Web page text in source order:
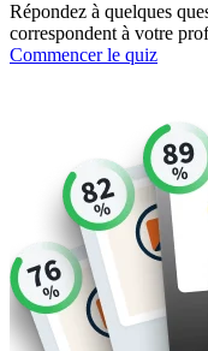
Répondez à quelques
correspondent à votre
Commencer le quiz